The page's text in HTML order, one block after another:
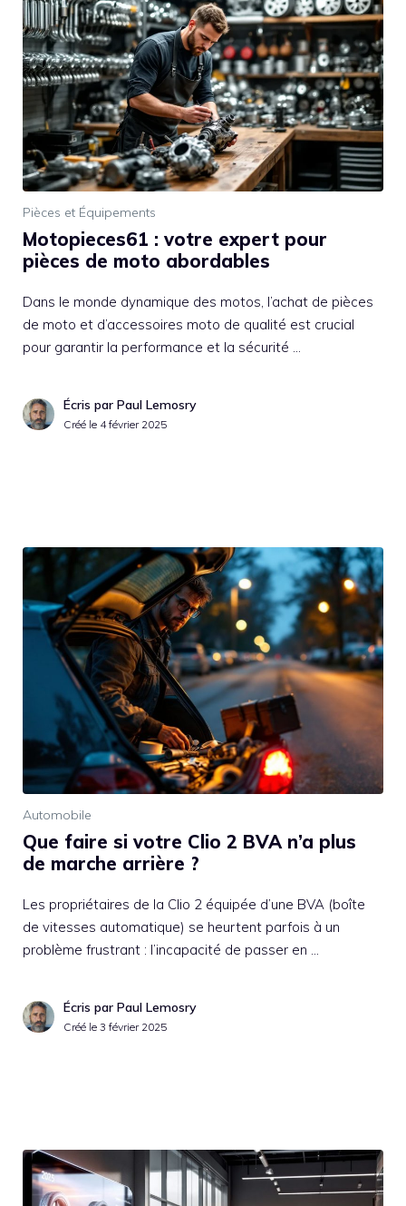
Pièces et Équipements
Motopieces61 : votre expert pour
pièces de moto abordables
Dans le monde dynamique des motos, l’achat de pièces
de moto et d’accessoires moto de qualité est crucial
pour garantir la performance et la sécurité …
Écris par Paul Lemosry
Créé le 4 février 2025
Automobile
Que faire si votre Clio 2 BVA n’a plus
de marche arrière ?
Les propriétaires de la Clio 2 équipée d’une BVA (boîte
de vitesses automatique) se heurtent parfois à un
problème frustrant : l’incapacité de passer en …
Écris par Paul Lemosry
Créé le 3 février 2025